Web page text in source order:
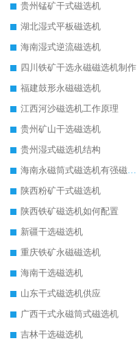
贵州锰矿干式磁选机
湖北湿式平板磁选机
海南湿式逆流磁选机
四川铁矿干选永磁磁选机制作
福建鼓形永磁磁选机
江西河沙磁选机工作原理
贵州矿山干选磁选机
贵州湿式磁选机结构
海南永磁筒式磁选机有强磁的吗
陕西粉矿干式磁选机
陕西铁矿磁选机如何配置
新疆干选磁选机
重庆铁矿永磁磁选机
海南干选磁选机
山东干式磁选机供应
广西干式永磁筒式磁选机
吉林干选磁选机